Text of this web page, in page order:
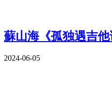
蘇山海《孤独遇吉
2024-06-05